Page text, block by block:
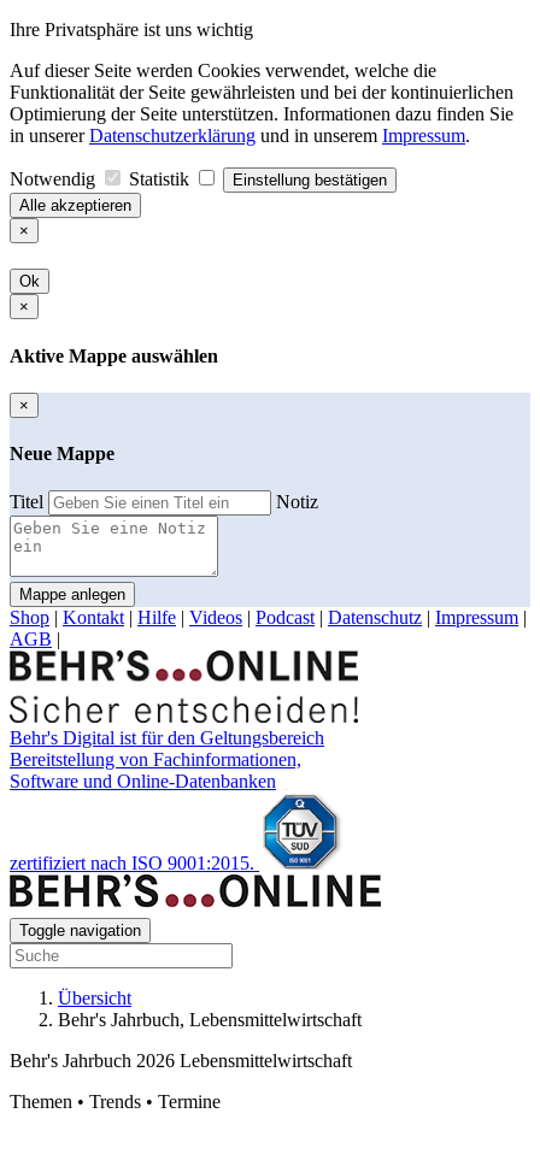
Ihre Privatsphäre ist uns wichtig
Auf dieser Seite werden Cookies verwendet, welche die
Funktionalität der Seite gewährleisten und bei der kontinuierlichen
Optimierung der Seite unterstützen. Informationen dazu finden Sie
in unsererDatenschutzerklärung und in unserem Impressum.
Notwendig Statistik
Einstellung bestätigen
Alle akzeptieren
×
Ok
×
Aktive Mappe auswählen
×
Neue Mappe
Titel Notiz
Mappe anlegen
Shop | Kontakt | Hilfe | Videos | Podcast | Datenschutz | Impressum |
AGB |
Behr's Digital ist für den Geltungsbereich
Bereitstellung von Fachinformationen,
Software und Online-Datenbanken
zertifiziert nach ISO 9001:2015.
Toggle navigation
Übersicht
Behr's Jahrbuch, Lebensmittelwirtschaft
Behr's Jahrbuch 2026 Lebensmittelwirtschaft
Themen • Trends • Termine